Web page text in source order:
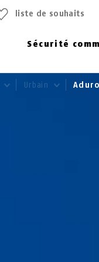
Sécurité
liste de souhaits
Urbain